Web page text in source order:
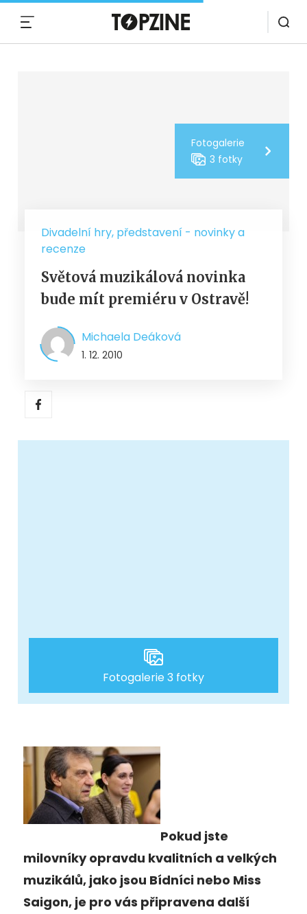
Fotogalerie
3 fotky
Divadelní hry, představení - novinky a
recenze
Světová muzikálová novinka
bude mít premiéru v Ostravě!
Michaela Deáková
1. 12. 2010
Fotogalerie 3 fotky
Pokud jste
milovníky opravdu kvalitních a velkých
muzikálů, jako jsou Bídníci nebo Miss
Saigon, je pro vás připravena další